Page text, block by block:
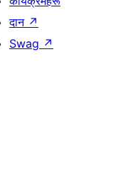
दान ↗
Swag ↗